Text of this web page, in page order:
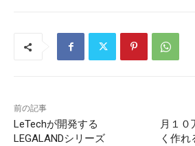
前の記事
LeTechが開発する
LEGALANDシリーズ
月１０
く作